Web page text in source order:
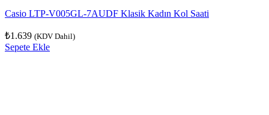
Casio LTP-V005GL-7AUDF Klasik Kadın Kol Saati
₺1.639 (KDV Dahil)
Sepete Ekle